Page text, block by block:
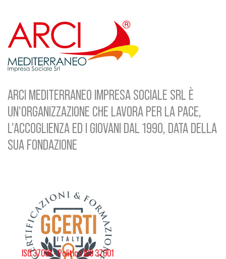
ARCI MEDITERRANEO IMPRESA SOCIALE SRL È
UN'ORGANIZZAZIONE CHE LAVORA PER LA PACE,
L'ACCOGLIENZA ED I GIOVANI DAL 1990, DATA DELLA
SUA FONDAZIONE
ISO 37001 - Politica ISO 37001